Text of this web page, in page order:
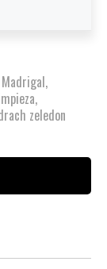
,
,
zeledon